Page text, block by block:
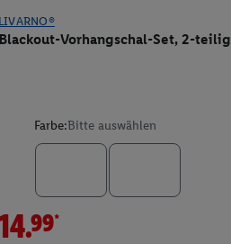
LIVARNO®
Vorhangschal-Set, 2-teilig
Farbe:Bitte auswählen